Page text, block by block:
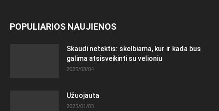
POPULIARIOS NAUJIENOS
Skaudi netektis: skelbiama, kur ir kada bus
galima atsisveikinti su velioniu
2025/08/04
Užuojauta
2025/01/03